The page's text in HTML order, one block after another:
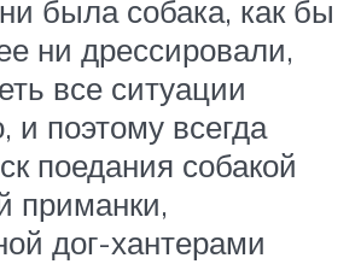
была собака, как бы
ни дрессировали,
все ситуации
и поэтому всегда
поедания собакой
приманки,
дог-хантерами